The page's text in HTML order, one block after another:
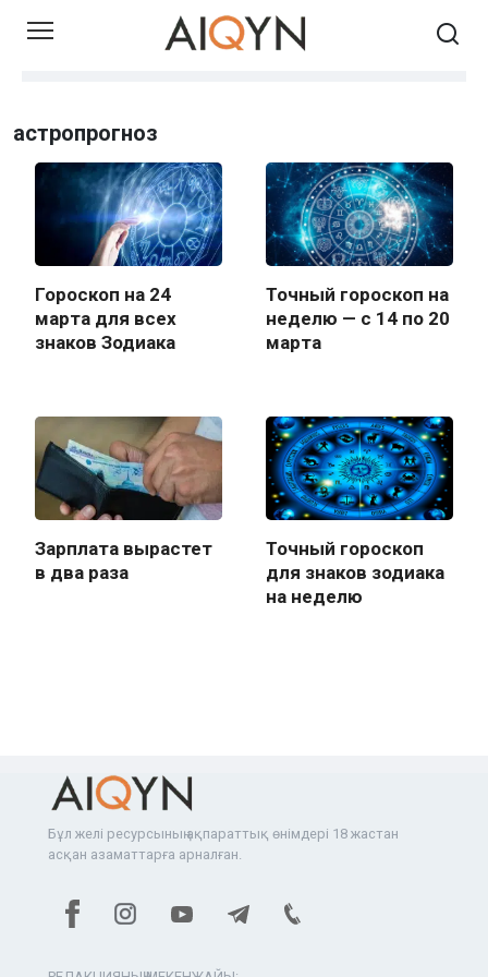
Skip
астропрогноз
Гороскоп на 24
марта для всех
знаков Зодиака
Точный гороскоп на
неделю — с 14 по 20
марта
Зарплата вырастет
в два раза
Точный гороскоп
для знаков зодиака
на неделю
Бұл желі ресурсының ақпараттық өнімдері 18 жастан
асқан азаматтарға арналған.